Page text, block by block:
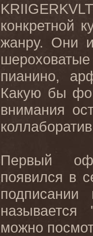
конкретной
жанру. Они
пианино,
Какую бы
внимания
Первый
появился в
можно